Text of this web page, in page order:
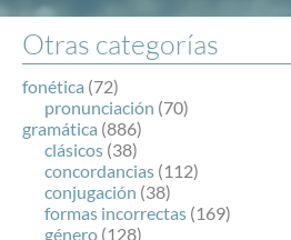
Otras categorías
fonética (72)
pronunciación (70)
gramática (886)
clásicos (38)
concordancias (112)
conjugación (38)
formas incorrectas (169)
género (128)